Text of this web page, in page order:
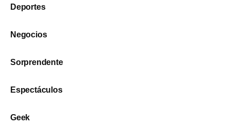
Deportes
Negocios
Sorprendente
Espectáculos
Geek